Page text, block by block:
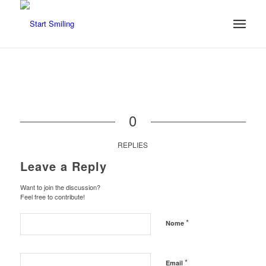
0
REPLIES
Leave a Reply
Want to join the discussion?
Feel free to contribute!
Nome *
Email *